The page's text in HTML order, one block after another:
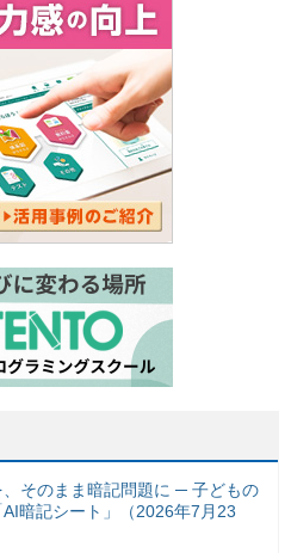
そのまま暗記問題に ─ 子どもの
暗記シート」（2026年7月23